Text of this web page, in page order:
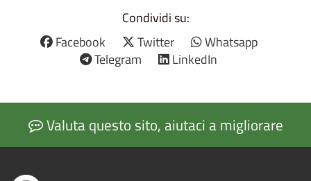
Condividi su:
Facebook
Twitter
Whatsapp
Telegram
LinkedIn
Valuta questo sito, aiutaci a migliorare